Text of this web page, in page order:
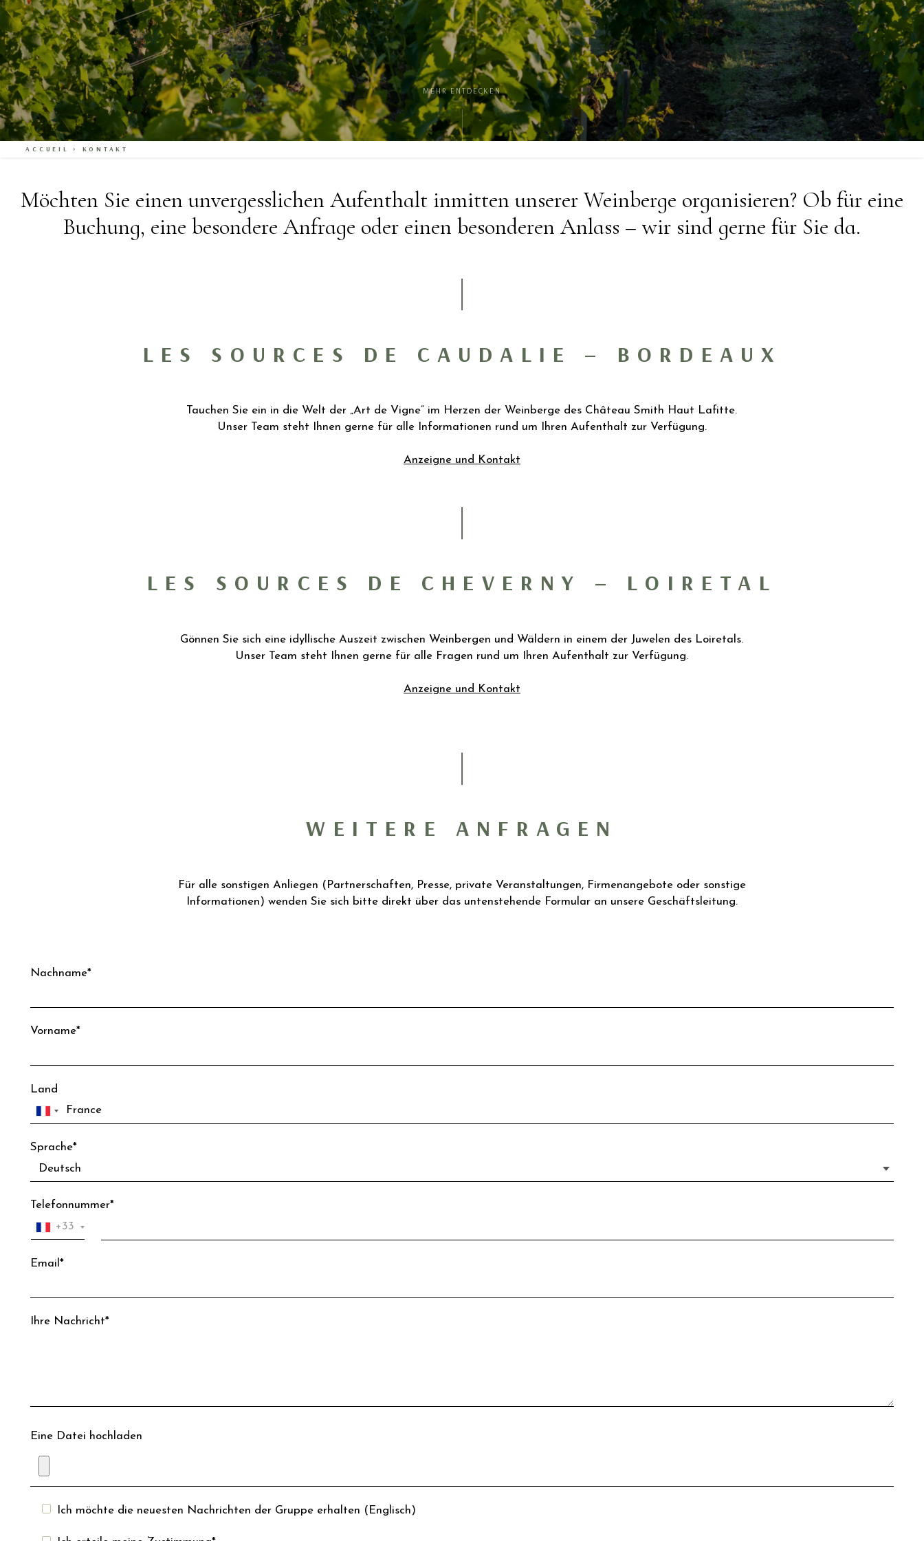
MEHR ENTDECKEN
ACCUEIL > KONTAKT
Möchten Sie einen unvergesslichen Aufenthalt inmitten unserer Weinberge organisieren? Ob für eine
Buchung, eine besondere Anfrage oder einen besonderen Anlass – wir sind gerne für Sie da.
LES SOURCES DE CAUDALIE – BORDEAUX
Tauchen Sie ein in die Welt der „Art de Vigne“ im Herzen der Weinberge des Château Smith Haut Lafitte.
Unser Team steht Ihnen gerne für alle Informationen rund um Ihren Aufenthalt zur Verfügung.
Anzeigne und Kontakt
LES SOURCES DE CHEVERNY – LOIRETAL
Gönnen Sie sich eine idyllische Auszeit zwischen Weinbergen und Wäldern in einem der Juwelen des Loiretals.
Unser Team steht Ihnen gerne für alle Fragen rund um Ihren Aufenthalt zur Verfügung.
Anzeigne und Kontakt
WEITERE ANFRAGEN
Für alle sonstigen Anliegen (Partnerschaften, Presse, private Veranstaltungen, Firmenangebote oder sonstige
Informationen) wenden Sie sich bitte direkt über das untenstehende Formular an unsere Geschäftsleitung.
Nachname*
Vorname*
Land
Sprache*
Telefonnummer*
+33
Email*
Ihre Nachricht*
Eine Datei hochladen
Ich möchte die neuesten Nachrichten der Gruppe erhalten (Englisch)